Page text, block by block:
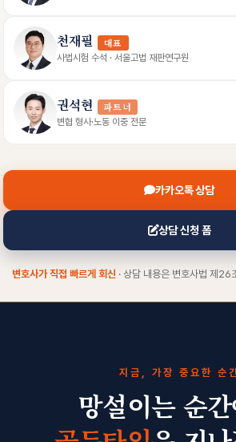
천재필 대표
사법시험 수석 · 서울고법 재판연구원
권석현 파트너
변협 형사·노동 이중 전문
카카오톡 상담
상담 신청 폼
변호사가 직접 빠르게 회신 · 상담 내용은 변호사법 제26
지금, 가장 중요한 순
망설이는 순